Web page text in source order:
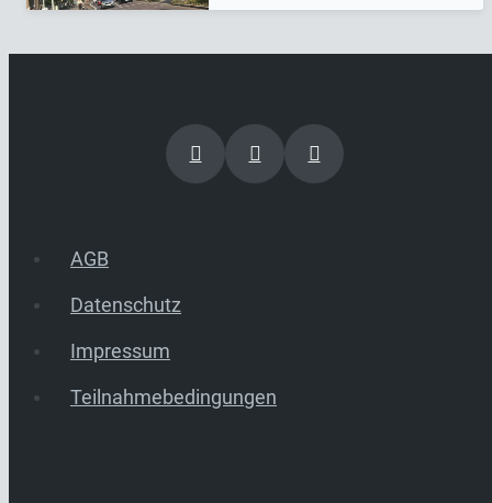
AGB
Datenschutz
Impressum
Teilnahmebedingungen